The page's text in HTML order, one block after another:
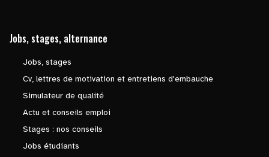
Jobs, stages, alternance
Jobs, stages
Cv, lettres de motivation et entretiens d'embauche
Simulateur de qualité
Actu et conseils emploi
Stages : nos conseils
Jobs étudiants